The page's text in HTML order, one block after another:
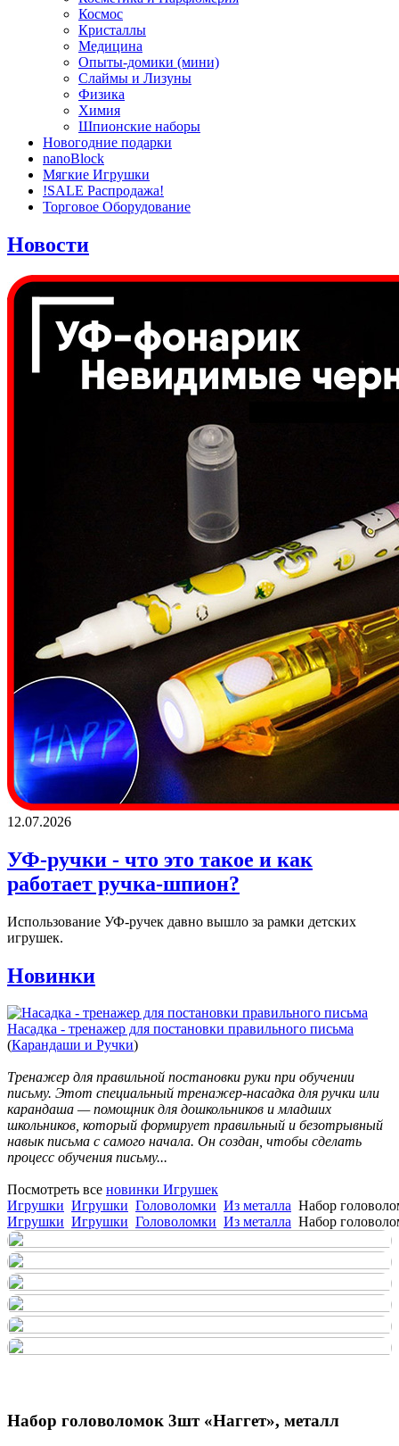
Космос
Кристаллы
Медицина
Опыты-домики (мини)
Слаймы и Лизуны
Физика
Химия
Шпионские наборы
Новогодние подарки
nanoBlock
Мягкие Игрушки
!SALE Распродажа!
Торговое Оборудование
Новости
12.07.2026
УФ-ручки - что это такое и как
работает ручка-шпион?
Использование УФ-ручек давно вышло за рамки детских
игрушек.
Новинки
Насадка - тренажер для постановки правильного письма
(Карандаши и Ручки)
Тренажер для правильной постановки руки при обучении
письму. Этот специальный тренажер-насадка для ручки или
карандаша — помощник для дошкольников и младших
школьников, который формирует правильный и безотрывный
навык письма с самого начала. Он создан, чтобы сделать
процесс обучения письму...
Посмотреть все новинки Игрушек
Игрушки Игрушки Головоломки Из металла Набор
Игрушки Игрушки Головоломки Из металла Набор
Набор головоломок 3шт «Наггет», металл